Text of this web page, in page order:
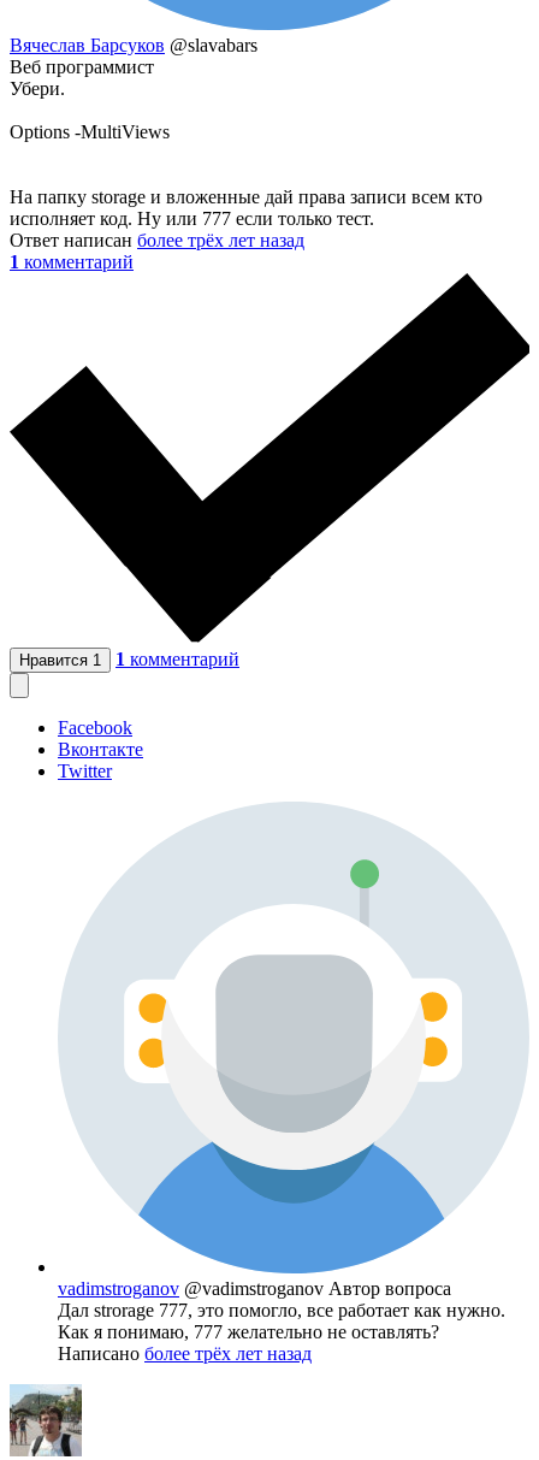
Вячеслав Барсуков @slavabars
Веб программист
Убери.
Options -MultiViews
На папку storage и вложенные дай права записи всем кто
исполняет код. Ну или 777 если только тест.
Ответ написан более трёх лет назад
1 комментарий
Нравится 1 1 комментарий
Facebook
Вконтакте
Twitter
vadimstroganov @vadimstroganov Автор вопроса
Дал strorage 777, это помогло, все работает как нужно.
Как я понимаю, 777 желательно не оставлять?
Написано более трёх лет назад